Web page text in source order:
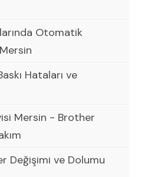
Otomatik
Hataları ve
Mersin - Brother
Değişimi ve Dolumu